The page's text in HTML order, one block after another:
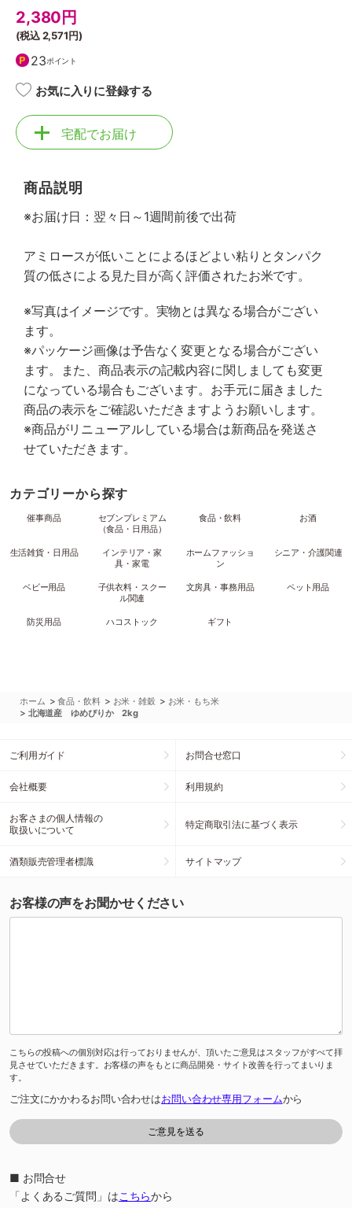
2,380 円
(税込2,571円)
23ポイント
お気に入りに登録する
宅配でお届け
商品説明
※お届け日：翌々日～1週間前後で出荷
アミロースが低いことによるほどよい粘りとタンパク
質の低さによる見た目が高く評価されたお米です。
※写真はイメージです。実物とは異なる場合がござい
ます。
※パッケージ画像は予告なく変更となる場合がござい
ます。また、商品表示の記載内容に関しましても変更
になっている場合もございます。お手元に届きました
商品の表示をご確認いただきますようお願いします。
※商品がリニューアルしている場合は新商品を発送さ
せていただきます。
カテゴリーから探す
催事商品
セブンプレミアム
（食品・日用品）
食品・飲料 お酒
生活雑貨・日用品
インテリア・家
具・家電
ホームファッショ
ン
シニア・介護関連
ベビー用品
子供衣料・スクー
ル関連
文房具・事務用品 ペット用品
防災用品 ハコストック ギフト
ホーム >食品・飲料 > お米・雑穀 > お米・もち米
> 北海道産 ゆめぴりか 2kg
ご利用ガイド お問合せ窓口
会社概要 利用規約
お客さまの個人情報の
取扱いについて
特定商取引法に基づく表示
酒類販売管理者標識 サイトマップ
お客様の声をお聞かせください
こちらの投稿への個別対応は行っておりませんが、頂いたご意見はスタッフがすべて拝
見させていただきます。お客様の声をもとに商品開発・サイト改善を行ってまいりま
す。
ご注文にかかわるお問い合わせはお問い合わせ専用フォームから
■ お問合せ
「よくあるご質問」はこちらから